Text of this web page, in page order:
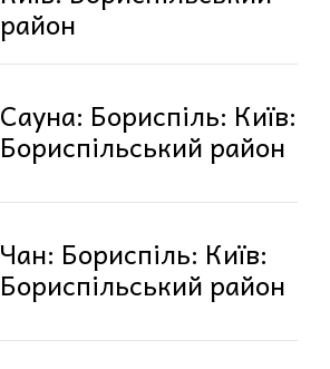
район
Сауна: Бориспіль: Київ:
Бориспільський район
Чан: Бориспіль: Київ:
Бориспільський район